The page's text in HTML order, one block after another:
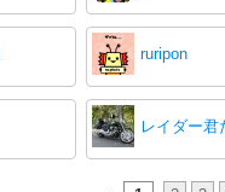
ruripon
レイダー君